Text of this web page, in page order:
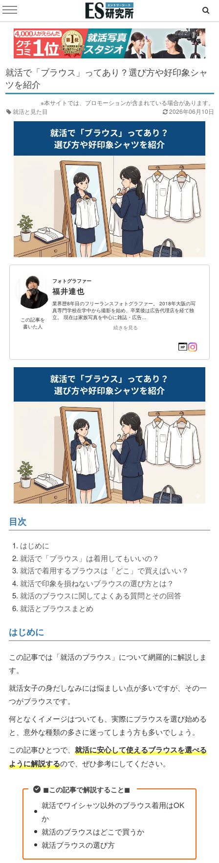
就活で「ブラウス」ってあり？選び方や好印象シャ
ツを紹介
※本サイトでは、プロモーションが含まれている場合があります。
就活と見た目
2026年06月10日
この記事を
書いた人
フォトグラファー
福井達也
業界歴8年目のフリーランスフォトグラファー。 2018年大阪の写
真専門学校在学中から撮影を始め、卒業後は広告代理店を経て独
立。 現在は家族写真を中心に雑誌・広告...
続きを見る
目次
はじめに
就活で「ブラウス」は着用してもいいの？
就活で着用するブラウスは「どこ」で買えばいい？
就活で印象を損ねないブラウスの選び方とは？
就活のブラウスに関してよくある質問とその回答
就活とブラウスまとめ
はじめに
この記事では「就活のブラウス」について網羅的に解説しま
す。
就活女子の身だしなみには悩ましい点が多いですが、その一
つがブラウスです。
何となくイメージはついても、実際にブラウスを選び始める
と、意外な種類の多さに迷ってしまう方も多いでしょう。
この記事ひとつで、 就活に安心して使えるブラウスを選べる
ように解説するので、ぜひ参考にしてください。
◼︎この記事で解説すること◼︎
就活でワイシャツ以外のブラウス着用はOK
か
就活のブラウスはどこで買うか
就活ブラウスの選び方